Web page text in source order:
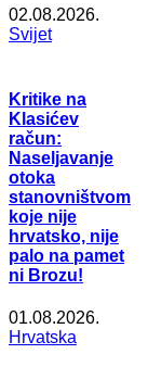
02.08.2026.
Svijet
Kritike na
Klasićev
račun:
Naseljavanje
otoka
stanovništvom
koje nije
hrvatsko, nije
palo na pamet
ni Brozu!
01.08.2026.
Hrvatska